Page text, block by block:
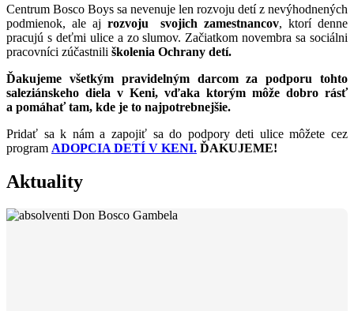
Centrum Bosco Boys sa nevenuje len rozvoju detí z nevýhodnených
podmienok, ale aj rozvoju svojich zamestnancov, ktorí denne
pracujú s deťmi ulice a zo slumov. Začiatkom novembra sa sociálni
pracovníci zúčastnili školenia Ochrany detí.
Ďakujeme všetkým pravidelným darcom za podporu tohto
saleziánskeho diela v Keni, vďaka ktorým môže dobro rásť
a pomáhať tam, kde je to najpotrebnejšie.
Pridať sa k nám a zapojiť sa do podpory deti ulice môžete cez
program ADOPCIA DETÍ V KENI. ĎAKUJEME!
Aktuality